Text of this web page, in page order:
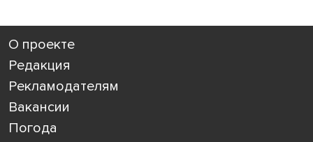
О проекте
Редакция
Рекламодателям
Вакансии
Погода